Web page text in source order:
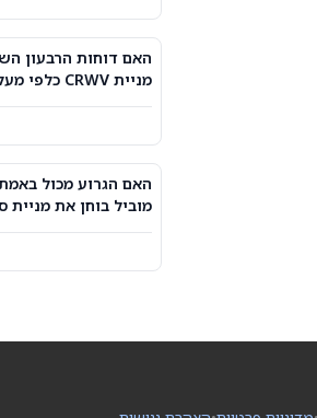
האם דוחות
יניעו את מניית CRWV כלפי מעלה?
האם הגרוע מכול
האם דוחות הרבעון
מניית CRWV כלפי מעלה?
האם הגרוע מכול
מוביל בוחן את מניית